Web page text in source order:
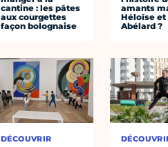
cantine : les pâtes
aux courgettes
façon bolognaise
DÉCOUVRIR
amants
Héloïse et
Abélard ?